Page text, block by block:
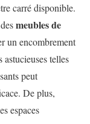
carré disponible.
meubles de
un encombrement
telles
peut
De plus,
espaces